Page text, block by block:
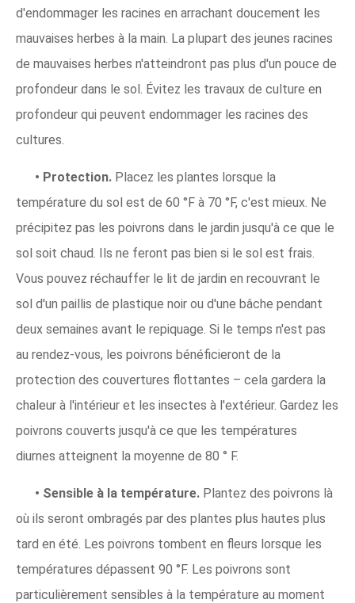
d'endommager les racines en arrachant doucement les
mauvaises herbes à la main. La plupart des jeunes racines
de mauvaises herbes n'atteindront pas plus d'un pouce de
profondeur dans le sol. Évitez les travaux de culture en
profondeur qui peuvent endommager les racines des
cultures.
• Protection. Placez les plantes lorsque la
température du sol est de 60 °F à 70 °F, c'est mieux. Ne
précipitez pas les poivrons dans le jardin jusqu'à ce que le
sol soit chaud. Ils ne feront pas bien si le sol est frais.
Vous pouvez réchauffer le lit de jardin en recouvrant le
sol d'un paillis de plastique noir ou d'une bâche pendant
deux semaines avant le repiquage. Si le temps n'est pas
au rendez-vous, les poivrons bénéficieront de la
protection des couvertures flottantes – cela gardera la
chaleur à l'intérieur et les insectes à l'extérieur. Gardez les
poivrons couverts jusqu'à ce que les températures
diurnes atteignent la moyenne de 80 ° F.
• Sensible à la température. Plantez des poivrons là
où ils seront ombragés par des plantes plus hautes plus
tard en été. Les poivrons tombent en fleurs lorsque les
températures dépassent 90 °F. Les poivrons sont
particulièrement sensibles à la température au moment